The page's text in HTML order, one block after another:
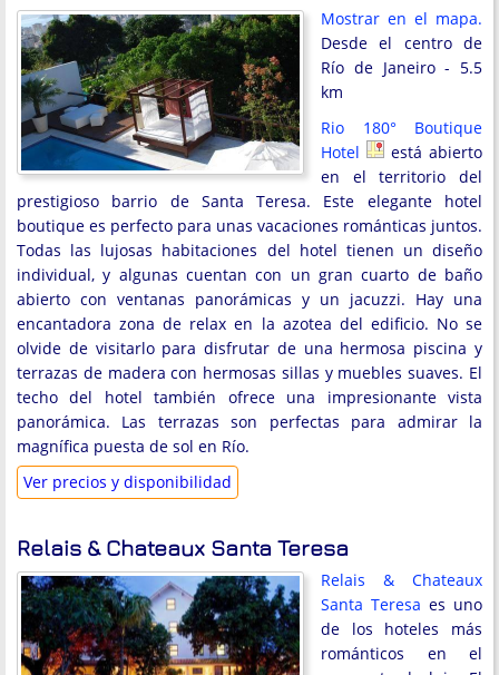
Mostrar en el mapa.
Desde el centro de
Río de Janeiro - 5.5
km
Rio 180° Boutique
Hotel
está abierto
en el territorio del
prestigioso barrio de Santa Teresa. Este elegante hotel
boutique es perfecto para unas vacaciones románticas juntos.
Todas las lujosas habitaciones del hotel tienen un diseño
individual, y algunas cuentan con un gran cuarto de baño
abierto con ventanas panorámicas y un jacuzzi. Hay una
encantadora zona de relax en la azotea del edificio. No se
olvide de visitarlo para disfrutar de una hermosa piscina y
terrazas de madera con hermosas sillas y muebles suaves. El
techo del hotel también ofrece una impresionante vista
panorámica. Las terrazas son perfectas para admirar la
magnífica puesta de sol en Río.
Ver precios y disponibilidad
Relais & Chateaux Santa Teresa
Relais & Chateaux
Santa Teresa es uno
de los hoteles más
románticos en el